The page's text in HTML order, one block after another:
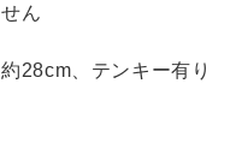
ん
28cm、テンキー有り